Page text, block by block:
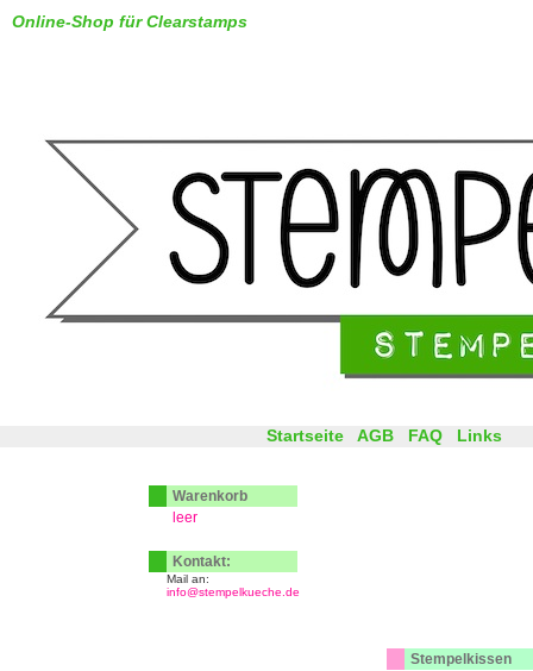
Online-Shop für Clearstamps
Stempelkissen
Startseite AGB FAQ Links
Warenkorb
leer
Kontakt:
Mail an:
info@stempelkueche.de